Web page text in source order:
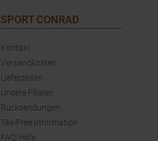
SPORT CONRAD
Kontakt
Versandkosten
Lieferzeiten
Unsere Filialen
Rücksendungen
Tax-Free Information
FAQ/Hilfe